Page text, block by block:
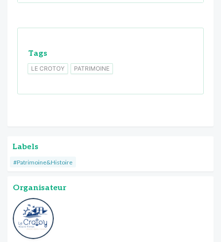
Tags
LE CROTOY PATRIMOINE
Labels
#Patrimoine&Histoire
Organisateur